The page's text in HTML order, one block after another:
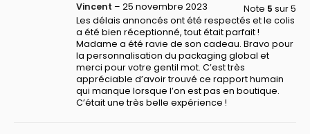
Note 5 sur 5
Vincent – 25 novembre 2023
Les délais annoncés ont été respectés et le colis
a été bien réceptionné, tout était parfait !
Madame a été ravie de son cadeau. Bravo pour
la personnalisation du packaging global et
merci pour votre gentil mot. C’est très
appréciable d’avoir trouvé ce rapport humain
qui manque lorsque l’on est pas en boutique.
C’était une très belle expérience !